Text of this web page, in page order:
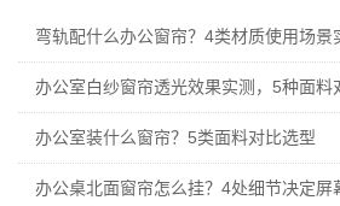
弯轨配什么办公窗帘？4类材质使用场景
办公室白纱窗帘透光效果实测，5种面料
办公室装什么窗帘？5类面料对比选型
办公桌北面窗帘怎么挂？4处细节决定屏